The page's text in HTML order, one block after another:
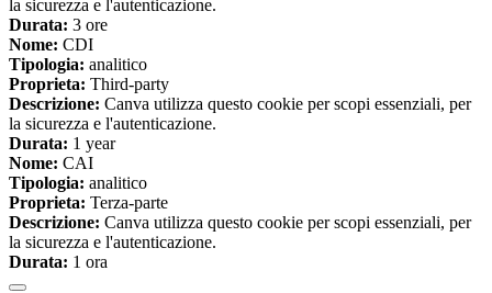
la sicurezza e l'autenticazione.
Durata: 3 ore
Nome: CDI
Tipologia: analitico
Proprieta: Third-party
Descrizione: Canva utilizza questo cookie per scopi essenziali, per
la sicurezza e l'autenticazione.
Durata: 1 year
Nome: CAI
Tipologia: analitico
Proprieta: Terza-parte
Descrizione: Canva utilizza questo cookie per scopi essenziali, per
la sicurezza e l'autenticazione.
Durata: 1 ora